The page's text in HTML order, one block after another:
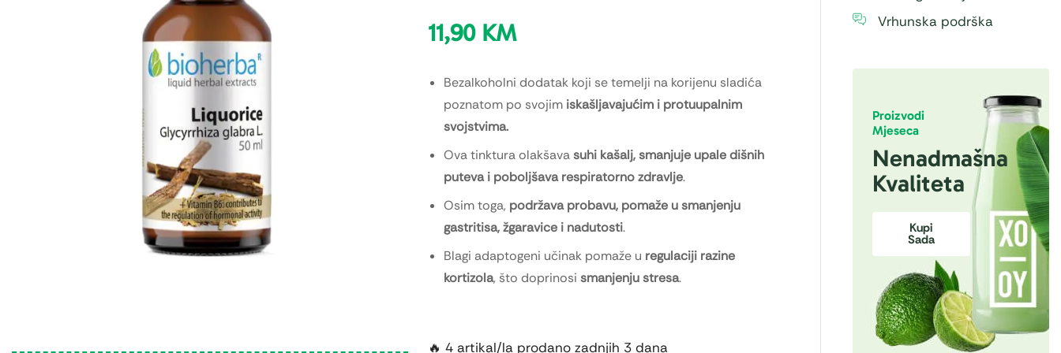
11,90 KM
Bezalkoholni dodatak koji se temelji na korijenu sladića
poznatom po svojim iskašljavajućim i protuupalnim
svojstvima.
Ova tinktura olakšavasuhi kašalj, smanjuje upale dišnih
puteva i poboljšava respiratorno zdravlje.
Osim toga, podržava probavu, pomaže u smanjenju
gastritisa, žgaravice i nadutosti.
Blagi adaptogeni učinak pomaže u regulaciji razine
kortizola, što doprinosi smanjenju stresa.
🔥 4 artikal/la prodano zadnjih 3 dana
Vrhunska podrška
Proizvodi
Mjeseca
Nenadmašna
Kvaliteta
Kupi
Sada